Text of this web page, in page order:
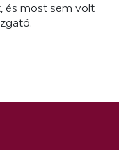
és most sem volt